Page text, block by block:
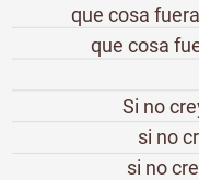
que cosa
que cosa
Si no
si no
si no